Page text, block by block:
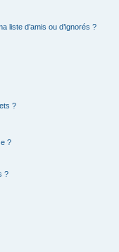
liste d’amis ou d’ignorés ?
?
?
?